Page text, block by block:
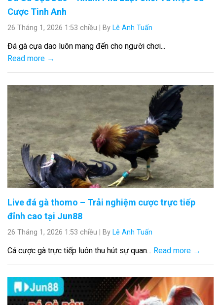
Cược Tinh Anh
26 Tháng 1, 2026 1:53 chiều By Lê Anh Tuấn
Đá gà cựa dao luôn mang đến cho người chơi...
Read more →
Live đá gà thomo – Trải nghiệm cược trực tiếp
đỉnh cao tại Jun88
26 Tháng 1, 2026 1:53 chiều By Lê Anh Tuấn
Cá cược gà trực tiếp luôn thu hút sự quan... Read more →